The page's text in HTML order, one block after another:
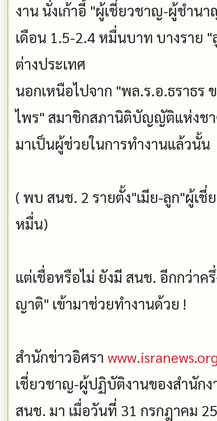
งาน นั่งเก้าอี้ "ผู้เชี่ยวชาญ-ผู้ชำน
เดือน 1.5-2.4 หมื่นบาท บางราย
ต่างประเทศ
นอกเหนือไปจาก "พล.ร.อ.ธราธร
ไพร" สมาชิกสภานิติบัญญัติแห่งช
มาเป็นผู้ช่วยในการทำงานแล้วนั้น
( พบ สนช. 2 รายตั้ง"เมีย-ลูก"ผู้เชี่
หมื่น)
แต่เชื่อหรือไม่ ยังมี สนช. อีกกว่าค
ญาติ" เข้ามาช่วยทำงานด้วย !
สำนักข่าวอิศรา
เชี่ยวชาญ-ผู้ปฏิบัติงานของสำนัก
สนช. มา เมื่อวันที่ 31 กรกฎาคม